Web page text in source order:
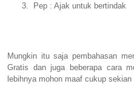
Pep : Ajak untuk bertindak
Mungkin itu saja pembahasan
Gratis dan juga beberapa cara
lebihnya mohon maaf cukup sekian